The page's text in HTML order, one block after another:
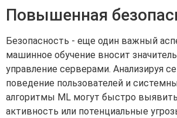
Повышенная
Безопасность - еще один важный
машинное обучение вносит
управление серверами. Анализируя
поведение пользователей и
алгоритмы ML могут быстро
активность или потенциальные